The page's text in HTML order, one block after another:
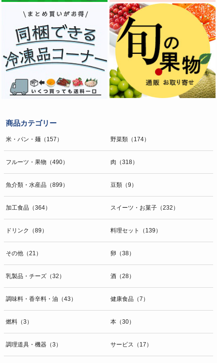
商品カテゴリー
米・パン・麺（157） 野菜類（174）
フルーツ・果物（490） 肉（318）
魚介類・水産品（899） 豆類（9）
加工食品（364） スイーツ・お菓子（232）
ドリンク（89） 料理セット（139）
その他（21） 卵（38）
乳製品・チーズ（32） 酒（28）
調味料・香辛料・油（43） 健康食品（7）
燃料（3） 本（30）
調理道具・機器（3） サービス（17）